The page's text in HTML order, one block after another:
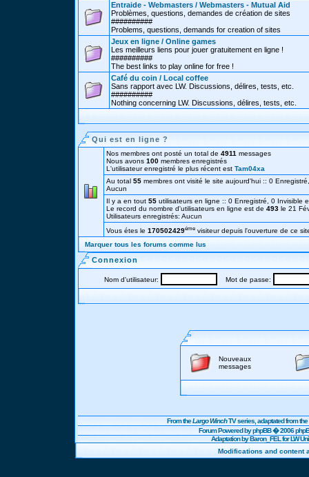
Entraide - Webmasters / Webmasters - Mutual Aid
Problèmes, questions, demandes de création de sites
##########
Problems, questions, demands for creation of sites
Jeux en ligne / Online games
Les meilleurs liens pour jouer gratuitement en ligne !
##########
The best links to play online for free !
Café du coin / Local coffee
Sans rapport avec LW. Discussions, délires, tests, etc.
##########
Nothing concerning LW. Discussions, délires, tests, etc.
Qui est en ligne ?
Nos membres ont posté un total de 4911 messages
Nous avons 100 membres enregistrés
L'utilisateur enregistré le plus récent est Tam04xa
Au total 55 membres ont visité le site aujourd'hui :: 0
Aucun
Il y a en tout 55 utilisateurs en ligne :: 0 Enregistré, 0
Le record du nombre d'utilisateurs en ligne est de 493 le 21
Utilisateurs enregistrés: Aucun
Vous étes le 170502429éme visiteur depuis l'ouverture de ce
Marquer tous les forums comme lus
Connexion
Nom d'utilisateur: Mot de passe:
Nouveaux
messages
From theLargo WinchTV series, adaptated from
Forum Powered byphpBB� 2006
Adaptation by Baron_FEL for LW
Modifications and content